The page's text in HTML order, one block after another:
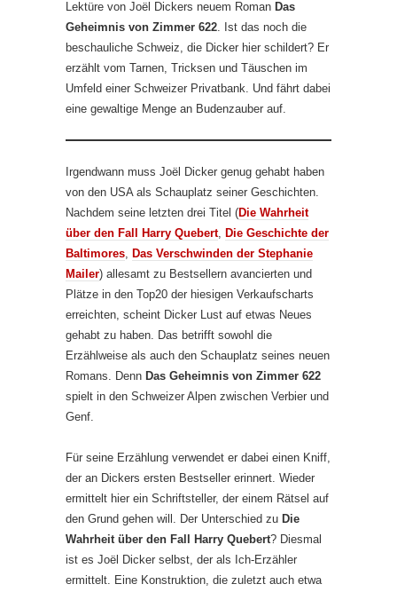
Lektüre von Joël Dickers neuem Roman Das
Geheimnis von Zimmer 622 . Ist das noch die
beschauliche Schweiz, die Dicker hier schildert? Er
erzählt vom Tarnen, Tricksen und Täuschen im
Umfeld einer Schweizer Privatbank. Und fährt dabei
eine gewaltige Menge an Budenzauber auf.
Irgendwann muss Joël Dicker genug gehabt haben
von den USA als Schauplatz seiner Geschichten.
Nachdem seine letzten drei Titel (Die Wahrheit
über den Fall Harry Quebert, Die Geschichte der
Baltimores
Das Verschwinden der Stephanie
Mailer) allesamt zu Bestsellern avancierten und
Plätze in den Top20 der hiesigen Verkaufscharts
erreichten, scheint Dicker Lust auf etwas Neues
gehabt zu haben. Das betrifft sowohl die
Erzählweise als auch den Schauplatz seines neuen
Romans. Denn Das Geheimnis von Zimmer 622
spielt in den Schweizer Alpen zwischen Verbier und
Genf.
Für seine Erzählung verwendet er dabei einen Kniff,
der an Dickers ersten Bestseller erinnert. Wieder
ermittelt hier ein Schriftsteller, der einem Rätsel auf
den Grund gehen will. Der Unterschied zu Die
Wahrheit über den Fall Harry Quebert? Diesmal
ist es Joël Dicker selbst, der als Ich-Erzähler
ermittelt. Eine Konstruktion, die zuletzt auch etwa